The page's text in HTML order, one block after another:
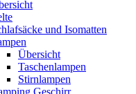
und Isomatten
Übersicht
Taschenlampen
Stirnlampen
Geschirr